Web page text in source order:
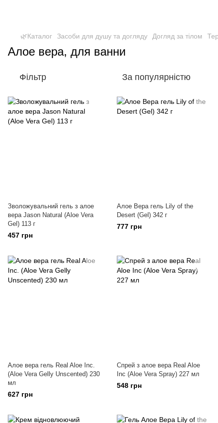
🌿Каталог Засоби для душу та догляду Догляд за тілом
Алое вера, для ванни
Фільтр За популярністю
Зволожувальний гель з алое
вера Jason Natural (Aloe Vera
Gel) 113 г
457 грн
Алое Вера гель Lily of the
Desert (Gel) 342 г
777 грн
Алое вера гель Real Aloe Inc.
(Aloe Vera Gelly Unscented) 230
мл
627 грн
Спрей з алое вера Real Aloe
Inc (Aloe Vera Spray) 227 мл
548 грн